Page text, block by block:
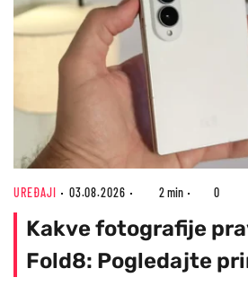
UREĐAJI 03.08.2026 2 min 0
Kakve fotografije
Fold8: Pogledajte